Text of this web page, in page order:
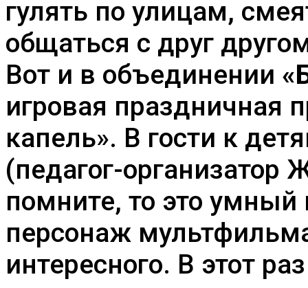
гулять по улицам,
общаться с друг
Вот и в объединении
игровая праздничная
капель». В гости к
(педагог-
помните, то это
персонаж
интересного. В этот